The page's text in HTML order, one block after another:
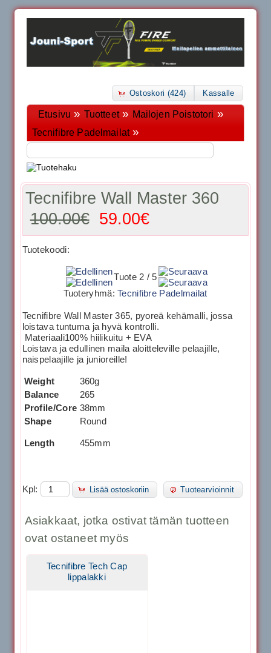
Ostoskori (424) Kassalle
Etusivu » Tuotteet» Mailojen Poistotori »
Tecnifibre Padelmailat»
Tecnifibre Wall Master 360
100.00€ 59.00€
Tuotekoodi:
Tuote 2 / 5
Tuoteryhmä:Tecnifibre Padelmailat
Tecnifibre Wall Master 365, pyoreä kehämalli, jossa
loistava tuntuma ja hyvä kontrolli.
Materiaali100% hiilikuitu + EVA
Loistava ja edullinen maila aloitteleville pelaajille,
naispelaajille ja junioreille!
Weight
360g
Balance
265
Profile/Core 38mm
Shape
Round
Length 455mm
Kpl: Lisää ostoskoriin Tuotearvioinnit
Asiakkaat, jotka ostivat tämän tuotteen
ovat ostaneet myös
Tecnifibre Tech Cap
lippalakki